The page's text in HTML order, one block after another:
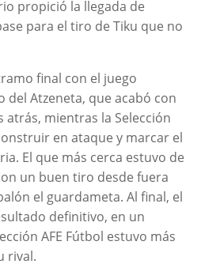
propició la llegada de
para el tiro de Tiku que no
final con el juego
del Atzeneta, que acabó con
atrás, mientras la Selección
en ataque y marcar el
El que más cerca estuvo de
un buen tiro desde fuera
el guardameta. Al final, el
definitivo, en un
AFE Fútbol estuvo más
rival.